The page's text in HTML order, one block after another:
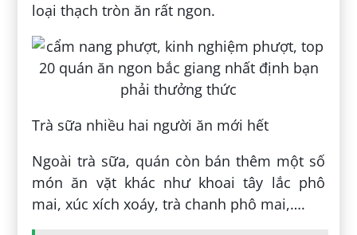
loại thạch tròn ăn rất ngon.
Trà sữa nhiều hai người ăn mới hết
Ngoài trà sữa, quán còn bán thêm một số
món ăn vặt khác như khoai tây lắc phô
mai, xúc xích xoáy, trà chanh phô mai,….